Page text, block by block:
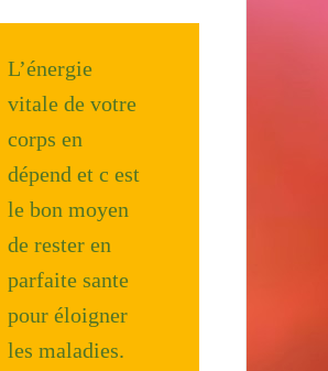
L’énergie
vitale de votre
corps en
dépend et c est
le bon moyen
de rester en
parfaite sante
pour éloigner
les maladies.